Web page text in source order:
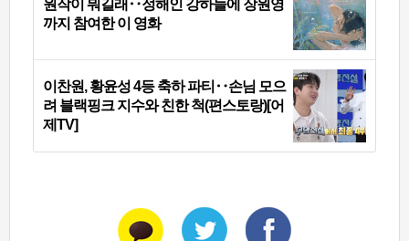
원작이 뭐길래‥정해인 강하늘에 장원영
까지 참여한 이 영화
이찬원, 황윤성 4등 축하 파티‥손님 모으
려 블랙핑크 지수와 친한 척(편스토랑)[어
제TV]